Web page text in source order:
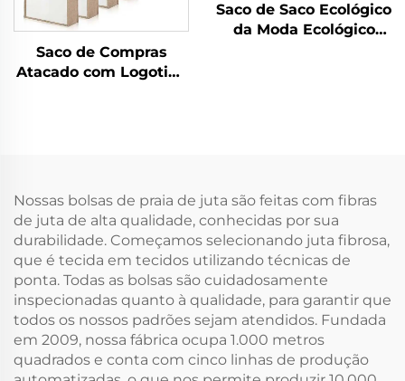
Saco de Compras
Atacado com Logotipo
Presentes em Saco de
Compra em Cânhamo
Saco de Saco Ecológico
da Moda Ecológico
Nossas bolsas de praia de juta são feitas com fibras
de juta de alta qualidade, conhecidas por sua
durabilidade. Começamos selecionando juta fibrosa,
que é tecida em tecidos utilizando técnicas de
ponta. Todas as bolsas são cuidadosamente
inspecionadas quanto à qualidade, para garantir que
todos os nossos padrões sejam atendidos. Fundada
em 2009, nossa fábrica ocupa 1.000 metros
quadrados e conta com cinco linhas de produção